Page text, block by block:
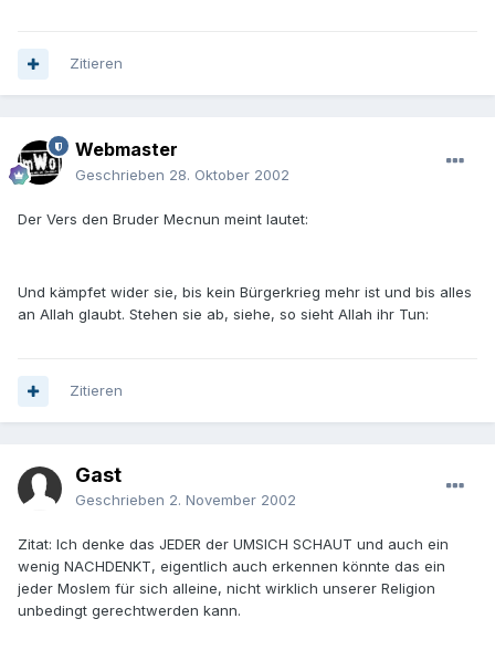
Zitieren
Webmaster
Geschrieben 28. Oktober 2002
Der Vers den Bruder Mecnun meint lautet:
Und kämpfet wider sie, bis kein Bürgerkrieg mehr ist und bis alles
an Allah glaubt. Stehen sie ab, siehe, so sieht Allah ihr Tun:
Zitieren
Gast
Geschrieben 2. November 2002
Zitat: Ich denke das JEDER der UMSICH SCHAUT und auch ein
wenig NACHDENKT, eigentlich auch erkennen könnte das ein
jeder Moslem für sich alleine, nicht wirklich unserer Religion
unbedingt gerechtwerden kann.